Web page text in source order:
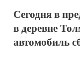
Сегодня в
в деревне
автомобиль